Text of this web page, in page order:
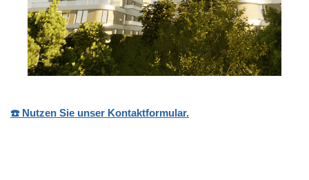
☎️ Nutzen Sie unser Kontaktformular.